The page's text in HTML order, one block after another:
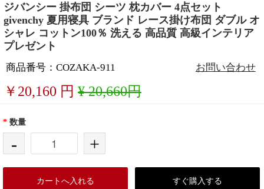
ジバンシー 掛布団 シーツ 枕カバー 4点セット
givenchy 夏用寝具 ブランド レース掛け布団 ダブル オ
シャレ コットン100％ 洗える 高品質 高級インテリア
プレゼント
商品番号：COZAKA-911 お問い合わせ
￥ 20,160 円 ¥ 20,660円
* 数量
- +
カートへ入れる すぐ購入する